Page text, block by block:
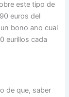
este tipo de
euros del
bono ano cual
eurillos cada
de que, saber